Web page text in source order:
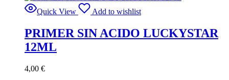
Quick View Add to wishlist
PRIMER SIN ACIDO LUCKYSTAR
12ML
4,00 €